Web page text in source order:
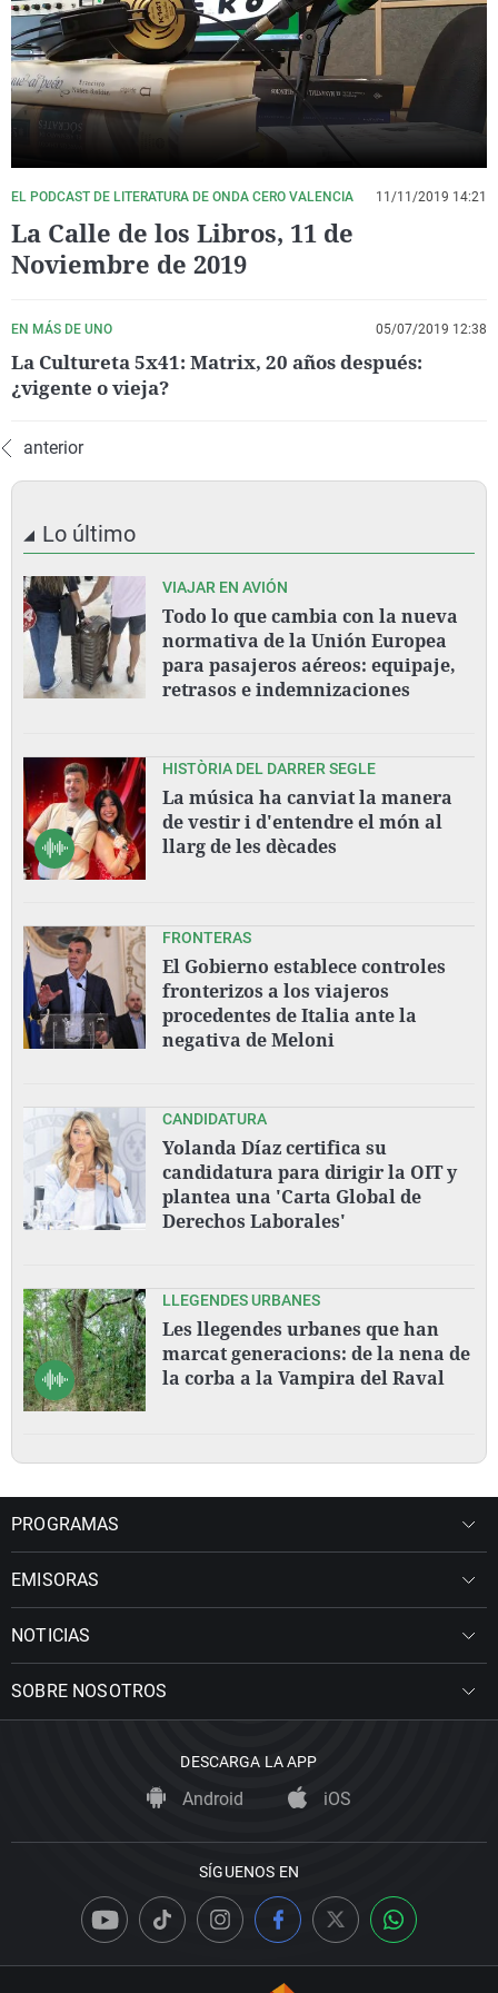
La rosa de los vientos
Gente viajera
Como el perro y el
Caso
Retornados
Equipo de
Operación Viuda
Extremadura
Galicia
La Rioja
Navarra
País Vasco
Virales
Televisión
Elecciones
EL PODCAST DE LITERATURA DE ONDA CERO VALENCIA 11/11/2019 14:21
La Calle de los Libros, 11 de
Noviembre de 2019
EN MÁS DE UNO 05/07/2019 12:38
La Cultureta 5x41: Matrix, 20 años después:
¿vigente o vieja?
anterior
Lo último
VIAJAR EN AVIÓN
Todo lo que cambia con la nueva
normativa de la Unión Europea
para pasajeros aéreos: equipaje,
retrasos e indemnizaciones
HISTÒRIA DEL DARRER SEGLE
La música ha canviat la manera
de vestir i d'entendre el món al
llarg de les dècades
FRONTERAS
El Gobierno establece controles
fronterizos a los viajeros
procedentes de Italia ante la
negativa de Meloni
CANDIDATURA
Yolanda Díaz certifica su
candidatura para dirigir la OIT y
plantea una 'Carta Global de
Derechos Laborales'
LLEGENDES URBANES
Les llegendes urbanes que han
marcat generacions: de la nena de
la corba a la Vampira del Raval
PROGRAMAS
EMISORAS
NOTICIAS
SOBRE NOSOTROS
DESCARGA LA APP
Android iOS
SÍGUENOS EN